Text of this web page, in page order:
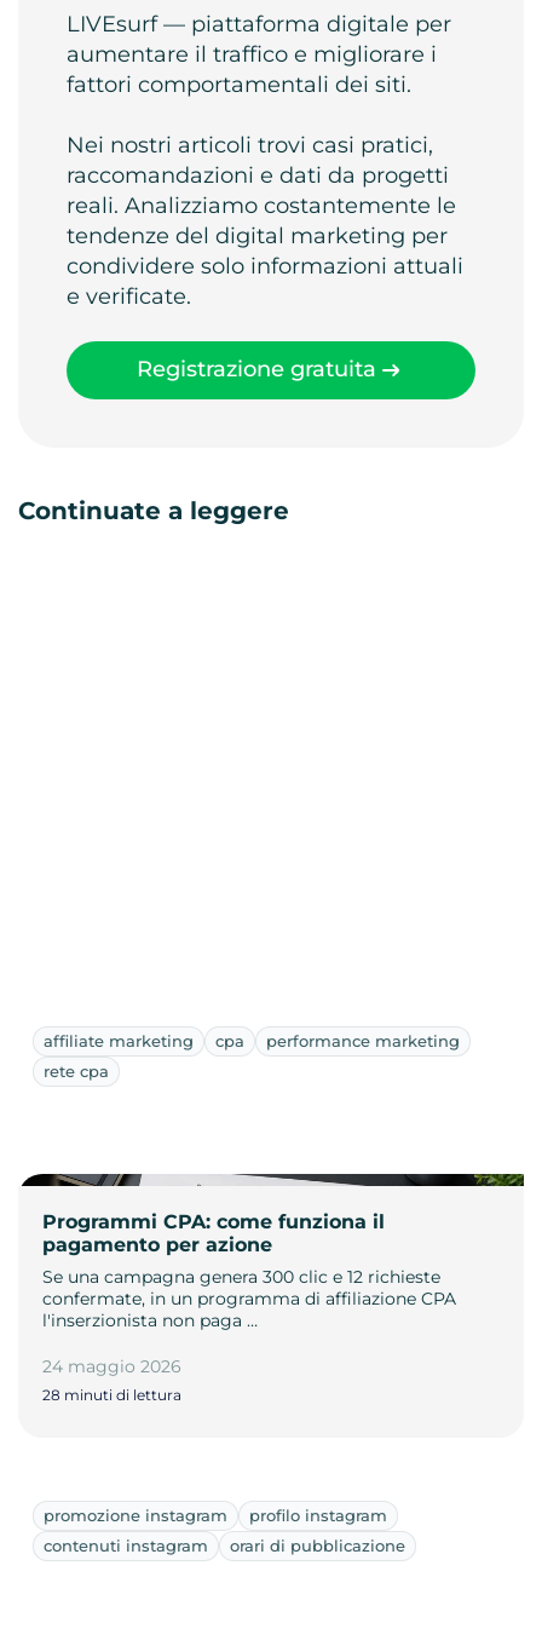
LIVEsurf — piattaforma digitale per
aumentare il traffico e migliorare i
fattori comportamentali dei siti.
Nei nostri articoli trovi casi pratici,
raccomandazioni e dati da progetti
reali. Analizziamo costantemente le
tendenze del digital marketing per
condividere solo informazioni attuali
e verificate.
Registrazione gratuita
Continuate a leggere
affiliate marketing cpa
performance marketing
rete cpa
Programmi CPA: come funziona il
pagamento per azione
Se una campagna genera 300 clic e 12 richieste
confermate, in un programma di affiliazione CPA
l'inserzionista non paga …
24 maggio 2026
28 minuti di lettura
promozione instagram
profilo instagram
contenuti instagram
orari di pubblicazione